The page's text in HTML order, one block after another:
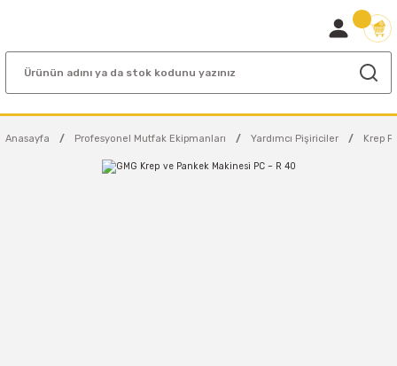
Anasayfa Profesyonel Mutfak Ekipmanları Yardımcı Pişiriciler Krep